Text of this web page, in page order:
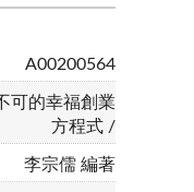
A00200564
可的幸福創業
方程式 /
李宗儒 編著